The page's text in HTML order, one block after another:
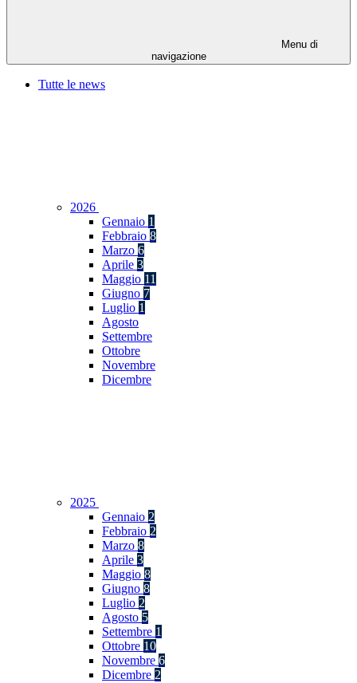
Menu di
navigazione
Tutte le news
2026
Gennaio 1
Febbraio 8
Marzo 6
Aprile 3
Maggio 11
Giugno 7
Luglio 1
Agosto
Settembre
Ottobre
Novembre
Dicembre
2025
Gennaio 2
Febbraio 2
Marzo 8
Aprile 3
Maggio 8
Giugno 8
Luglio 2
Agosto 5
Settembre 1
Ottobre 10
Novembre 6
Dicembre 2